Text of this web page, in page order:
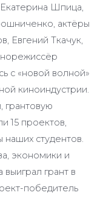
Шпица,
актёры
Евгений Ткачук,
с «новой волной»
киноиндустрии.
грантовую
15 проектов,
наших студентов.
экономики и
грант в
победитель